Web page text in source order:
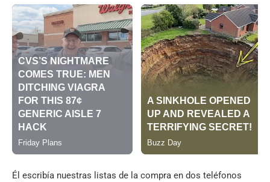
Él escribía nuestras listas de la compra en dos teléfonos